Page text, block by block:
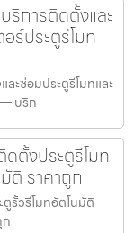
ริการติดตั้งและ
ร์ประตูรีโมท
ะซ่อมประตูรีโมทและ
— บริก
ตั้งประตูรีโมท
ติ ราคาถูก
รั้วรีโมทอัตโนมัติ